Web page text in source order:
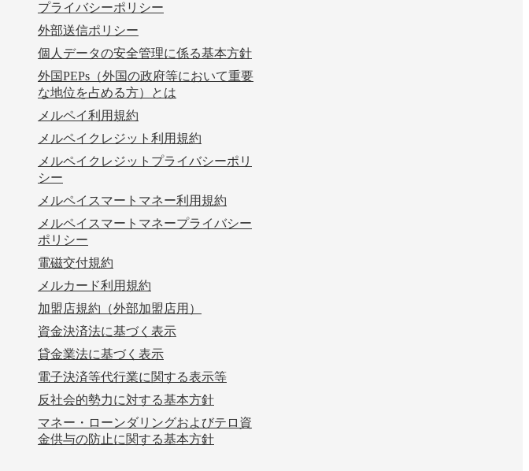
プライバシーポリシー
外部送信ポリシー
個人データの安全管理に係る基本方針
外国PEPs（外国の政府等において重要
な地位を占める方）とは
メルペイ利用規約
メルペイクレジット利用規約
メルペイクレジットプライバシーポリ
シー
メルペイスマートマネー利用規約
メルペイスマートマネープライバシー
ポリシー
電磁交付規約
メルカード利用規約
加盟店規約（外部加盟店用）
資金決済法に基づく表示
貸金業法に基づく表示
電子決済等代行業に関する表示等
反社会的勢力に対する基本方針
マネー・ローンダリングおよびテロ資
金供与の防止に関する基本方針